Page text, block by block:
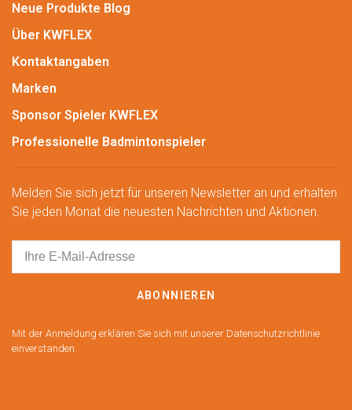
Neue Produkte Blog
Über KWFLEX
Kontaktangaben
Marken
Sponsor Spieler KWFLEX
Professionelle Badmintonspieler
Melden Sie sich jetzt für unseren Newsletter an und erhalten
Sie jeden Monat die neuesten Nachrichten und Aktionen.
ABONNIEREN
Mit der Anmeldung erklären Sie sich mit unserer Datenschutzrichtlinie
einverstanden.